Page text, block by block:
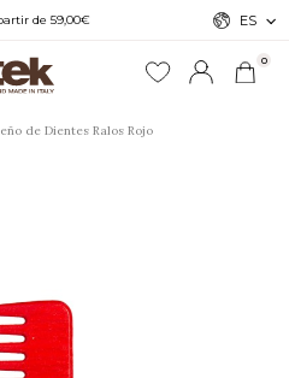
de 59,00€
0
ES
de Dientes Ralos Rojo